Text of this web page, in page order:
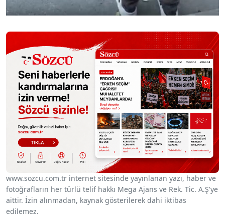
www.sozcu.com.tr internet sitesinde yayınlanan yazı, haber ve
fotoğrafların her türlü telif hakkı Mega Ajans ve Rek. Tic. A.Ş'ye
aittir. İzin alınmadan, kaynak gösterilerek dahi iktibas
edilemez.